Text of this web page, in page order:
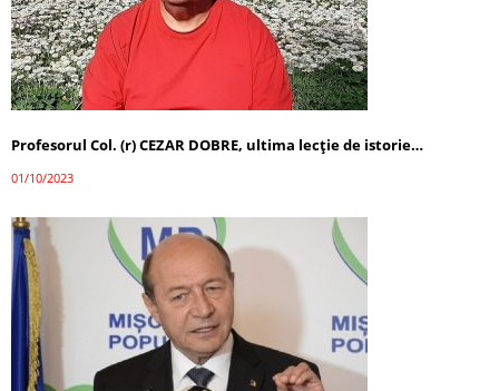
Profesorul Col. (r) CEZAR DOBRE, ultima lecţie de istorie…
01/10/2023